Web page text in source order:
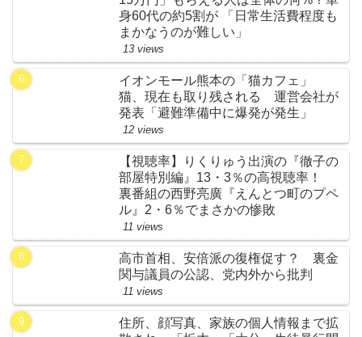
身60代の約5割が 「日常生活費程度も
まかなうのが難しい」
13 views
イオンモール熊本の「猫カフェ」
猫、現在も取り残される 運営会社が
発表「避難準備中に爆発が発生」
12 views
【視聴率】りくりゅう出演の『徹子の
部屋特別編』13・3％の高視聴率！
裏番組の西野亮廣『えんとつ町のプペ
ル』2・6％でまさかの惨敗
11 views
高市首相、安倍派の復権促す？ 裏金
関与議員の公認、党内外から批判
11 views
住所、顔写真、家族の個人情報まで拡